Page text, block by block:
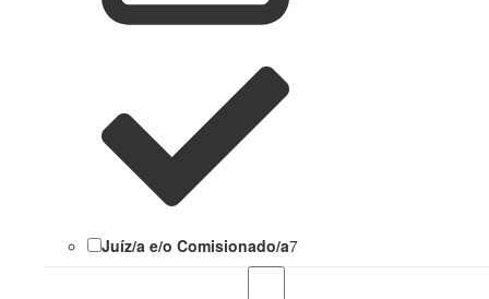
Juíz/a e/o Comisionado/a7